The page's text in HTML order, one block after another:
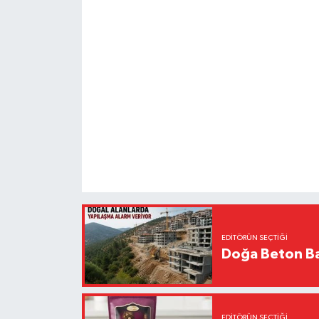
EDITÖRÜN SEÇTIĞI
Doğa Beton
EDITÖRÜN SEÇTIĞI